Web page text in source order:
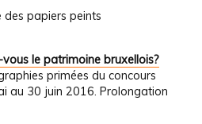
des papiers peints
le patrimoine bruxellois?
primées du concours
au 30 juin 2016. Prolongation